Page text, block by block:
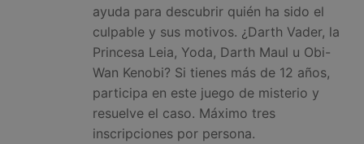
ayuda para descubrir quién ha sido el
culpable y sus motivos. ¿Darth Vader, la
Princesa Leia, Yoda, Darth Maul u Obi-
Wan Kenobi? Si tienes más de 12 años,
participa en este juego de misterio y
resuelve el caso. Máximo tres
inscripciones por persona.